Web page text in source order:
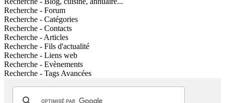
Recherche - Forum
Recherche - Catégories
Recherche - Contacts
Recherche - Articles
Recherche - Fils d'actualité
Recherche - Liens web
Recherche - Evènements
Recherche - Tags Avancées